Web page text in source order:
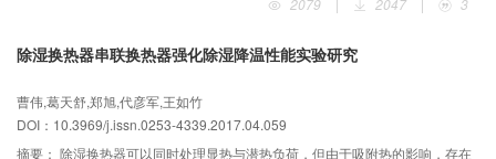
划的具体方法。结果表明：结合地源热泵、水源热泵及蒸气型溴化锂等供能设
COP分别为3.85和3.17。
2079 2047 3
除湿换热器串联换热器强化除湿降温性能实验研究
曹伟,葛天舒,郑旭,代彦军,王如竹
DOI：10.3969/j.issn.0253-4339.2017.04.059
摘要： 除湿换热器可以同时处理显热与潜热负荷，但由于吸附热的影响，存在